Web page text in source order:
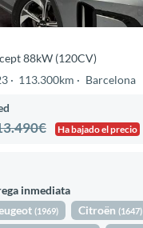
88kW (120CV)
113.300km Barcelona
Ha bajado el precio
inmediata
(1969) Citroën(1647)